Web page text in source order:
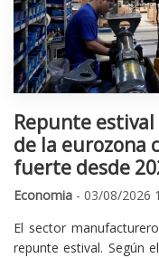
Repunte
de la eurozona
fuerte desde
Economia - 03/08/2026
El sector
repunte estival. Según